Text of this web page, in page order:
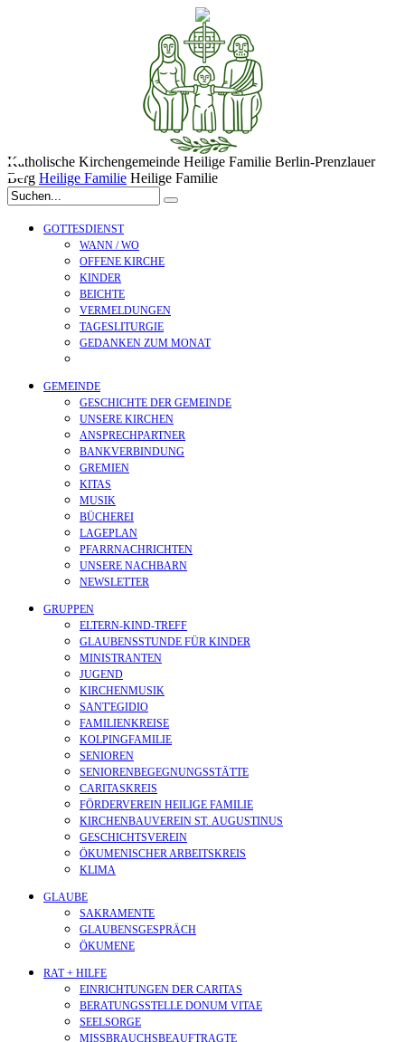
Katholische Kirchengemeinde Heilige Familie Berlin-Prenzlauer
Berg Heilige Familie Heilige Familie
GOTTESDIENST
WANN / WO
OFFENE KIRCHE
KINDER
BEICHTE
VERMELDUNGEN
TAGESLITURGIE
GEDANKEN ZUM MONAT
GEMEINDE
GESCHICHTE DER GEMEINDE
UNSERE KIRCHEN
ANSPRECHPARTNER
BANKVERBINDUNG
GREMIEN
KITAS
MUSIK
BÜCHEREI
LAGEPLAN
PFARRNACHRICHTEN
UNSERE NACHBARN
NEWSLETTER
GRUPPEN
ELTERN-KIND-TREFF
GLAUBENSSTUNDE FÜR KINDER
MINISTRANTEN
JUGEND
KIRCHENMUSIK
SANT'EGIDIO
FAMILIENKREISE
KOLPINGFAMILIE
SENIOREN
SENIOREN­BEGEGNUNGS­STÄTTE
CARITASKREIS
FÖRDERVEREIN HEILIGE FAMILIE
KIRCHENBAUVEREIN ST. AUGUSTINUS
GESCHICHTSVEREIN
ÖKUMENISCHER ARBEITSKREIS
KLIMA
GLAUBE
SAKRAMENTE
GLAUBENSGESPRÄCH
ÖKUMENE
RAT + HILFE
EINRICHTUNGEN DER CARITAS
BERATUNGSSTELLE DONUM VITAE
SEELSORGE
MISSBRAUCHSBEAUFTRAGTE